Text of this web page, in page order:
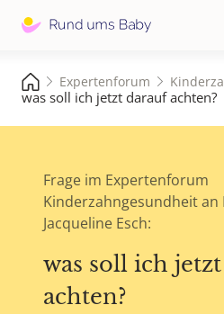
Expertenforum
was soll ich jetzt darauf achten?
Frage im Expertenforum
Kinderzahngesundheit an
Jacqueline Esch:
was soll ich
achten?